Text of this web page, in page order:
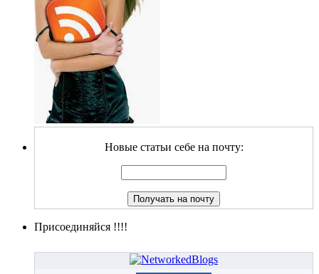
Новые статьи себе на почту:
Присоединяйся !!!!